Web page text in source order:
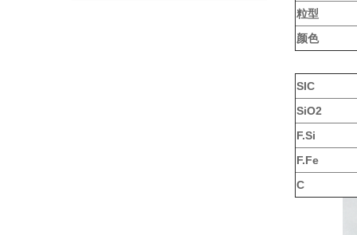
粒型
颜色
SIC
SiO2
F.Si
F.Fe
C